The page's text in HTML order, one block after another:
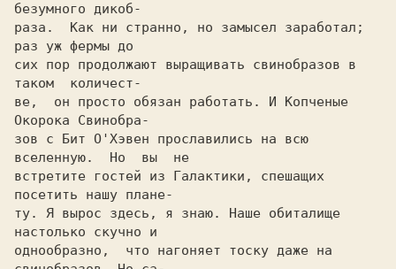
безумного дикoб-
раза.  Как ни странно, но замысел заработал;
раз уж фермы до
сих пор продолжают выращивать cвинoбразoв в
таком  количест-
ве,  он просто обязан работать. И Koпченые
Окорока Cвинoбра-
зов c Бит O'Хэвен прославились на всю
вселенную.  Но  вы  не
встретите гостей из Галактики, спешащих
посетить нашу плане-
ту. Я вырос здесь, я знаю. Наше обиталище
настолько скучно и
однообразно,  что нагоняет тоску даже на